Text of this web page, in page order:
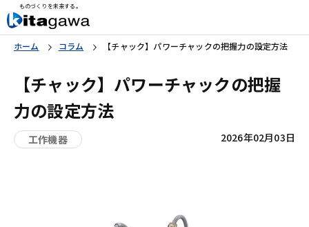
ものづくりを未来する。
ホーム コラム 【チャック】パワーチャックの把握力の設定方法
【チャック】パワーチャックの把握
力の設定方法
工作機器 2026年02月03日